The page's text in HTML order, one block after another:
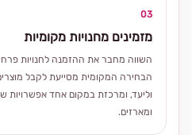
03
מזמינים מחנויות מקומיות
השווה מחבר את ההזמנה לחנויות
הבחירה המקומית מסייעת לקבל
וליעד, ומרכזת במקום אחד אפשרויות
ומארזים.